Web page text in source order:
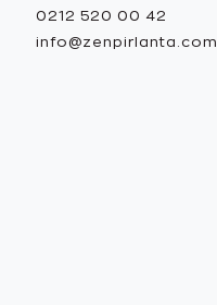
0212 520 00 42
info@zenpirlanta.com